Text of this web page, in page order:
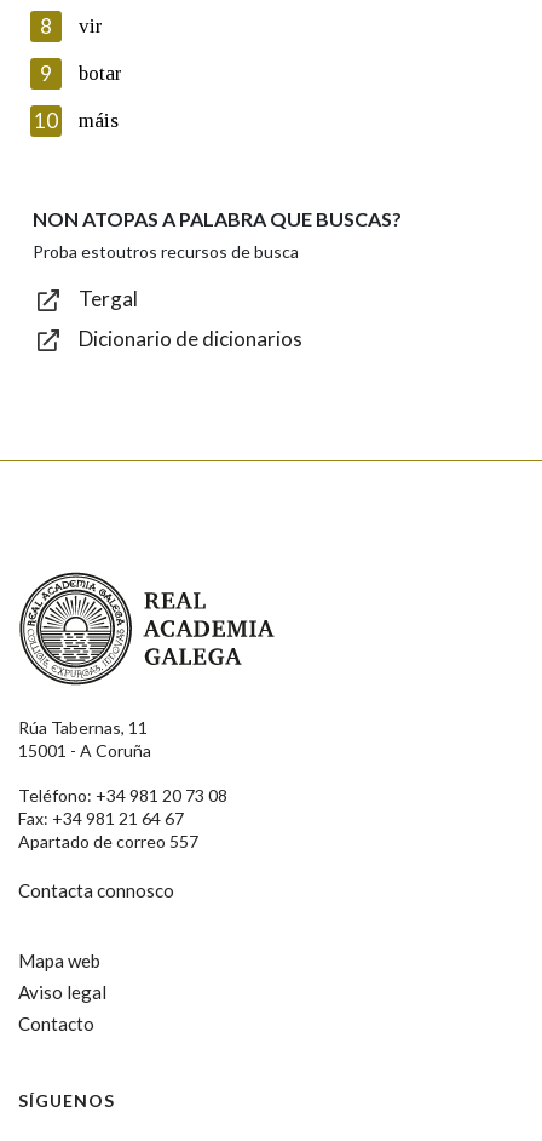
Lin e acepto as condicións da política de
Introduce o código que aparece na imaxe:
Texto de verificación
8 vir
9 botar
10 máis
NON ATOPAS A PALABRA QUE BUSCAS?
Proba estoutros recursos de busca
Tergal
Dicionario de dicionarios
Real Academia Galega
Rúa Tabernas, 11
15001 - A Coruña
Teléfono: +34 981 20 73 08
Fax: +34 981 21 64 67
Apartado de correo 557
Contacta connosco
Mapa web
Aviso legal
Contacto
SÍGUENOS